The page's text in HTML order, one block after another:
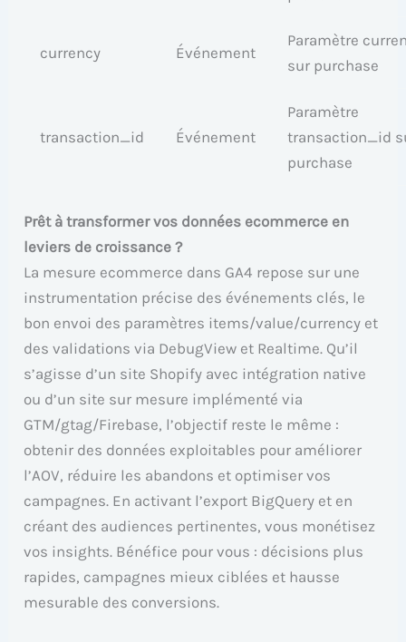
currency Événement
Paramètre
sur purchase
transaction_id Événement
Paramètre
transaction_id
purchase
Prêt à transformer vos données ecommerce en
leviers de croissance ?
La mesure ecommerce dans GA4 repose sur une
instrumentation précise des événements clés, le
bon envoi des paramètres items/value/currency et
des validations via DebugView et Realtime. Qu’il
s’agisse d’un site Shopify avec intégration native
ou d’un site sur mesure implémenté via
GTM/gtag/Firebase, l’objectif reste le même :
obtenir des données exploitables pour améliorer
l’AOV, réduire les abandons et optimiser vos
campagnes. En activant l’export BigQuery et en
créant des audiences pertinentes, vous monétisez
vos insights. Bénéfice pour vous : décisions plus
rapides, campagnes mieux ciblées et hausse
mesurable des conversions.